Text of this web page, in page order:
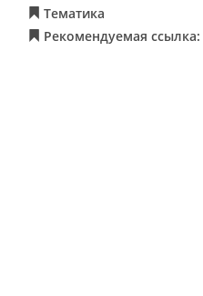
Тематика
Рекомендуемая ссылка: